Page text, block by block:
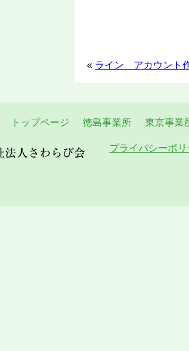
« ライン アカウント
トップページ 徳島事業所 東京事業
プライバシーポ